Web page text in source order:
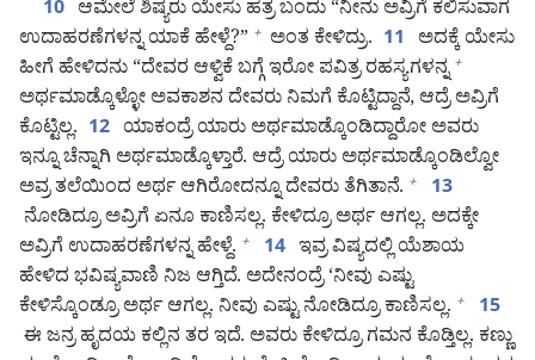
10 ಆಮೇಲೆ ಶಿಷ್ಯರು ಯೇಸು ಹತ್ರ ಬಂದು “ನೀನು ಅವ್ರಿಗೆ ಕಲಿಸುವಾಗ
ಉದಾಹರಣೆಗಳನ್ನ ಯಾಕೆ ಹೇಳ್ದೆ?” + ಅಂತ ಕೇಳಿದ್ರು. 11
ಅದಕ್ಕೆ ಯೇಸು
ಹೀಗೆ ಹೇಳಿದನು “ದೇವರ ಆಳ್ವಿಕೆ ಬಗ್ಗೆ ಇರೋ ಪವಿತ್ರ ರಹಸ್ಯಗಳನ್ನ +
ಅರ್ಥಮಾಡ್ಕೊಳ್ಳೋ ಅವಕಾಶನ ದೇವರು ನಿಮಗೆ ಕೊಟ್ಟಿದ್ದಾನೆ, ಆದ್ರೆ ಅವ್ರಿಗೆ
ಕೊಟ್ಟಿಲ್ಲ. 12 ಯಾಕಂದ್ರೆ ಯಾರು ಅರ್ಥಮಾಡ್ಕೊಂಡಿದ್ದಾರೋ ಅವರು
ಇನ್ನೂ ಚೆನ್ನಾಗಿ ಅರ್ಥಮಾಡ್ಕೊಳ್ತಾರೆ. ಆದ್ರೆ ಯಾರು ಅರ್ಥಮಾಡ್ಕೊಂಡಿಲ್ವೋ
ಅವ್ರ ತಲೆಯಿಂದ ಅರ್ಥ ಆಗಿರೋದನ್ನೂ ದೇವರು ತೆಗಿತಾನೆ. + 13
ನೋಡಿದ್ರೂ ಅವ್ರಿಗೆ ಏನೂ ಕಾಣಿಸಲ್ಲ. ಕೇಳಿದ್ರೂ ಅರ್ಥ ಆಗಲ್ಲ. ಅದಕ್ಕೇ
ಅವ್ರಿಗೆ ಉದಾಹರಣೆಗಳನ್ನ ಹೇಳ್ದೆ. + 14 ಇವ್ರ ವಿಷ್ಯದಲ್ಲಿ ಯೆಶಾಯ
ಹೇಳಿದ ಭವಿಷ್ಯವಾಣಿ ನಿಜ ಆಗ್ತಿದೆ. ಅದೇನಂದ್ರೆ ‘ನೀವು ಎಷ್ಟು
ಕೇಳಿಸ್ಕೊಂಡ್ರೂ ಅರ್ಥ ಆಗಲ್ಲ. ನೀವು ಎಷ್ಟು ನೋಡಿದ್ರೂ ಕಾಣಿಸಲ್ಲ. + 15
ಈ ಜನ್ರ ಹೃದಯ ಕಲ್ಲಿನ ತರ ಇದೆ. ಅವರು ಕೇಳಿದ್ರೂ ಗಮನ ಕೊಡ್ತಿಲ್ಲ. ಕಣ್ಣು